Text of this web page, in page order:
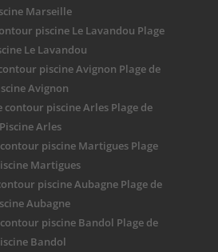
Marseille
piscine Le Lavandou Plage
Le Lavandou
piscine Avignon Plage de
Avignon
piscine Arles Plage de
Piscine Arles
piscine Martigues Plage
Martigues
piscine Aubagne Plage de
Aubagne
piscine Bandol Plage de
Bandol